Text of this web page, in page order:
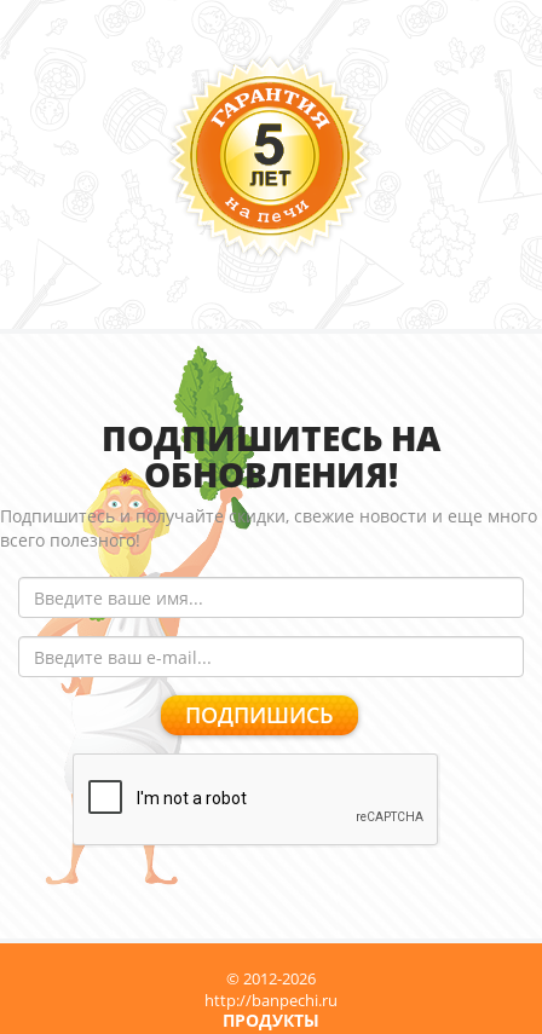
ПОДПИШИТЕСЬ НА
ОБНОВЛЕНИЯ!
Подпишитесь и получайте скидки, свежие новости и еще много
всего полезного!
© 2012-2026
http://banpechi.ru
ПРОДУКТЫ